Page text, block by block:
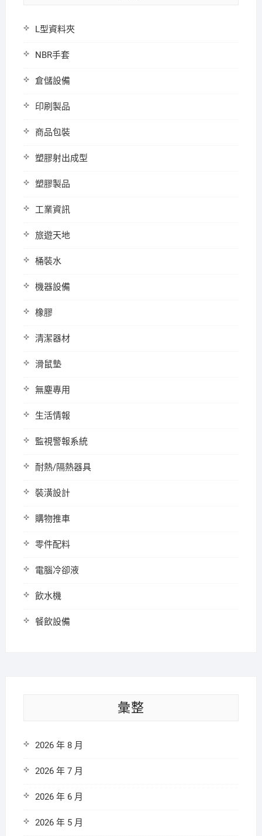
L型資料夾
NBR手套
倉儲設備
印刷製品
商品包裝
塑膠射出成型
塑膠製品
工業資訊
旅遊天地
桶裝水
機器設備
橡膠
清潔器材
滑鼠墊
無塵專用
生活情報
監視警報系統
耐熱/隔熱器具
裝潢設計
購物推車
零件配料
電腦冷卻液
飲水機
餐飲設備
彙整
2026 年 8 月
2026 年 7 月
2026 年 6 月
2026 年 5 月